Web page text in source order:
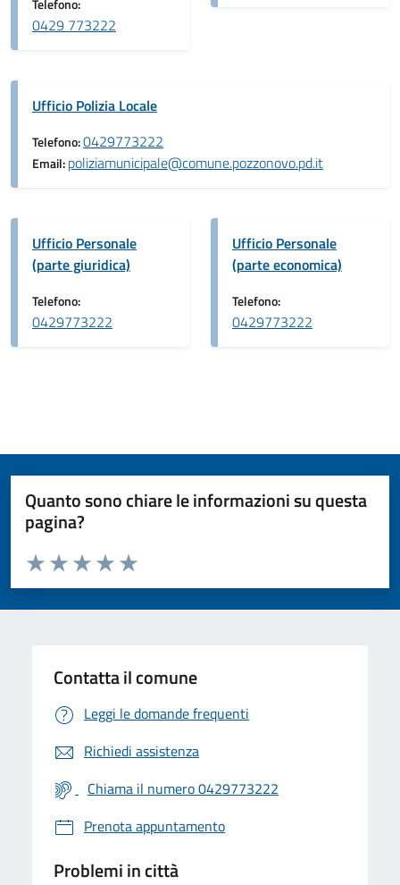
Telefono:
0429 773222
Ufficio Polizia Locale
Telefono:0429773222
Email:poliziamunicipale@comune.pozzonovo.pd.it
Ufficio Personale
(parte giuridica)
Telefono:
0429773222
Ufficio Personale
(parte economica)
Telefono:
0429773222
Quanto sono chiare le informazioni su questa
pagina?
Valuta da 1 a 5 stelle la pagina
Valuta 5 stelle su 5
Valuta 4 stelle su 5
Valuta 3 stelle su 5
Valuta 2 stelle su 5
Valuta 1 stelle su 5
Contatta il comune
Leggi le domande frequenti
Richiedi assistenza
Chiama il numero 0429773222
Prenota appuntamento
Problemi in città